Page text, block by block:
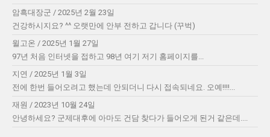
암흑대장군 / 2025년 2월 23일
건강하시지요? ^^ 오랫만에 안부 전하고 갑니다 (꾸벅)
윌고온 / 2025년 1월 27일
97년 처음 인터넷을 접하고 98년 여기 저기 홈페이지를...
지연 / 2025년 1월 3일
전에 한번 들어오려고 했는데 안되더니 다시 접속되네요. 오예!!!!...
재원 / 2023년 10월 24일
안녕하세요? 군제대후에 아마도 건담 찾다가 들어오게 된거 같은데....